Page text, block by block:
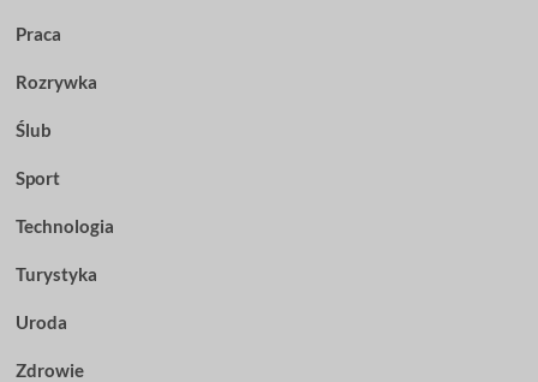
Praca
Rozrywka
Ślub
Sport
Technologia
Turystyka
Uroda
Zdrowie